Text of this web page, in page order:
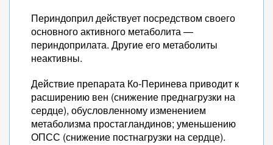
Периндоприл действует посредством своего
основного активного метаболита —
периндоприлата. Другие его метаболиты
неактивны.
Действие препарата Ко-Перинева приводит к
расширению вен (снижение преднагрузки на
сердце), обусловленному изменением
метаболизма простагландинов; уменьшению
ОПСС (снижение постнагрузки на сердце).